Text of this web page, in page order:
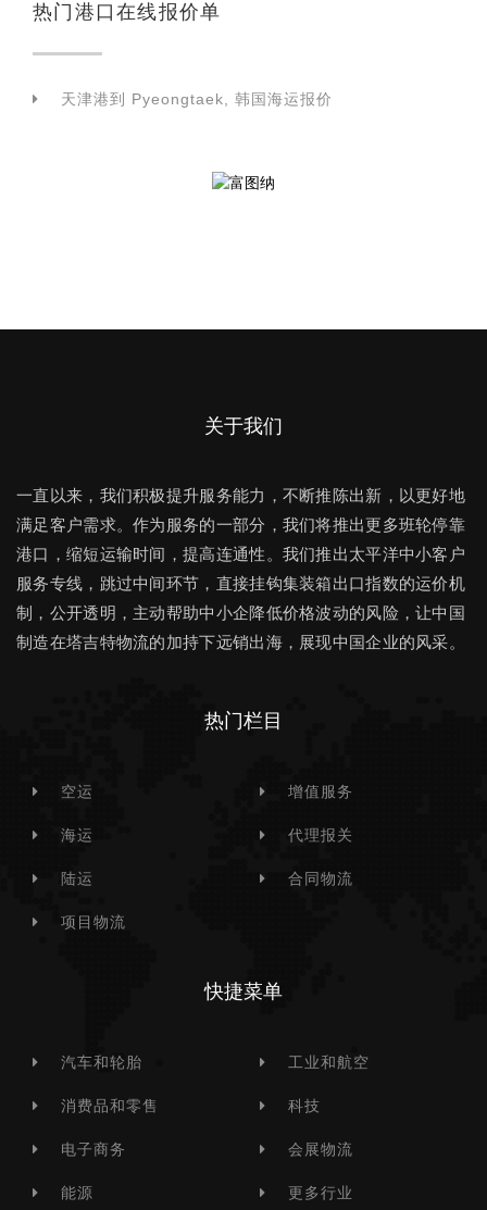
热门港口在线报价单
天津港到 Pyeongtaek, 韩国海运报价
关于我们
一直以来，我们积极提升服务能力，不断推陈出新，以更好地
满足客户需求。作为服务的一部分，我们将推出更多班轮停靠
港口，缩短运输时间，提高连通性。我们推出太平洋中小客户
服务专线，跳过中间环节，直接挂钩集装箱出口指数的运价机
制，公开透明，主动帮助中小企降低价格波动的风险，让中国
制造在塔吉特物流的加持下远销出海，展现中国企业的风采。
热门栏目
空运
海运
陆运
项目物流
增值服务
代理报关
合同物流
快捷菜单
汽车和轮胎
消费品和零售
电子商务
能源
工业和航空
科技
会展物流
更多行业